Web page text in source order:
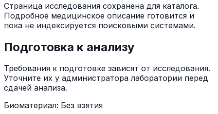
Страница исследования сохранена для каталога.
Подробное медицинское описание готовится и
пока не индексируется поисковыми системами.
Подготовка к анализу
Требования к подготовке зависят от исследования.
Уточните их у администратора лаборатории перед
сдачей анализа.
Биоматериал: Без взятия